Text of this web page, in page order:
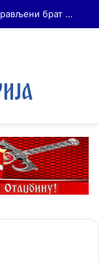
На Дражин дан у Лондону обележено 80. година од мучког убиства генерала Драгољуба Драже Михаиловића